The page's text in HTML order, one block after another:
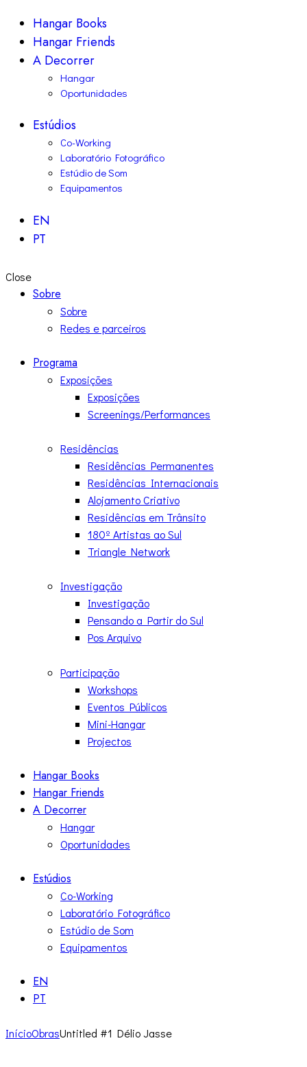
Hangar Books
Hangar Friends
A Decorrer
Hangar
Oportunidades
Estúdios
Co-Working
Laboratório Fotográfico
Estúdio de Som
Equipamentos
EN
PT
Close
Sobre
Sobre
Redes e parceiros
Programa
Exposições
Exposições
Screenings/Performances
Residências
Residências Permanentes
Residências Internacionais
Alojamento Criativo
Residências em Trânsito
180º Artistas ao Sul
Triangle Network
Investigação
Investigação
Pensando a Partir do Sul
Pos Arquivo
Participação
Workshops
Eventos Públicos
Mini-Hangar
Projectos
Hangar Books
Hangar Friends
A Decorrer
Hangar
Oportunidades
Estúdios
Co-Working
Laboratório Fotográfico
Estúdio de Som
Equipamentos
EN
PT
InícioObrasUntitled #1 Délio Jasse